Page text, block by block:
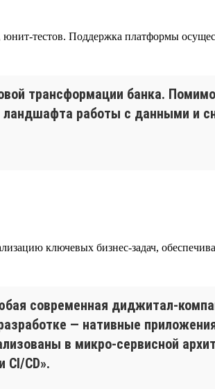
юнит-тестов. Поддержка платформы
трансформации банка.
ландшафта работы с данными и
ключевых бизнес-задач,
современная диджитал-
— нативные
в микро-сервисной
CI/CD».